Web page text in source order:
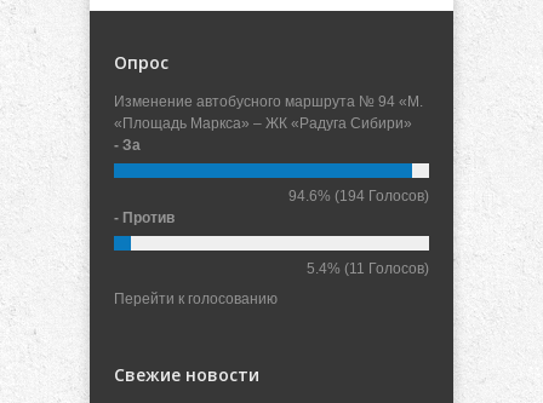
Опрос
Изменение автобусного маршрута № 94 «М.
«Площадь Маркса» – ЖК «Радуга Сибири»
- За
94.6% (194 Голосов)
- Против
5.4% (11 Голосов)
Перейти к голосованию
Свежие новости